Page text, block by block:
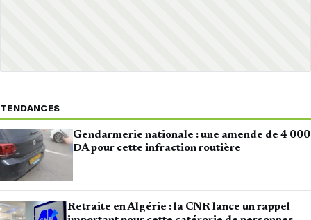
TENDANCES
Gendarmerie nationale : une amende de 4 000
DA pour cette infraction routière
Retraite en Algérie : la CNR lance un rappel